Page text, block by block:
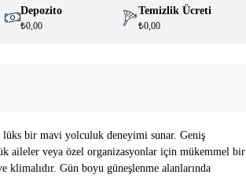
Depozito
₺0,00
Temizlik Ücreti
₺0,00
bir mavi yolculuk deneyimi sunar. Geniş
aileler veya özel organizasyonlar için mükemmel bir
Gün boyu güneşlenme alanlarında